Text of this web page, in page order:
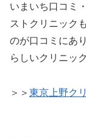
いまいち口コミ
ストクリニック
のが口コミにあ
らしいクリニッ
＞＞ 東京上野ク